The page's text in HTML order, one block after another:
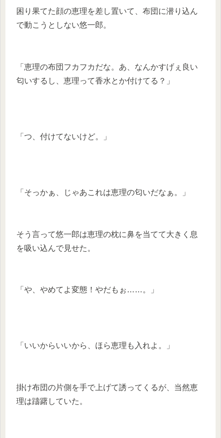
困り果てた顔の恵理を差し置いて、布団に潜り込ん
で動こうとしない悠一郎。
「恵理の布団フカフカだな。あ、なんかすげぇ良い
匂いするし、恵理って香水とか付けてる？」
「つ、付けてないけど。」
「そっかぁ、じゃあこれは恵理の匂いだなぁ。」
そう言って悠一郎は恵理の枕に鼻を当てて大きく息
を吸い込んで見せた。
「や、やめてよ変態！やだもぉ……。」
「いいからいいから、ほら恵理も入れよ。」
掛け布団の片側を手で上げて誘ってくるが、当然恵
理は躊躇していた。